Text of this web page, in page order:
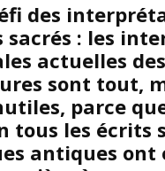
des
sacrés : les
actuelles
sont tout,
parce
tous les écrits
antiques ont